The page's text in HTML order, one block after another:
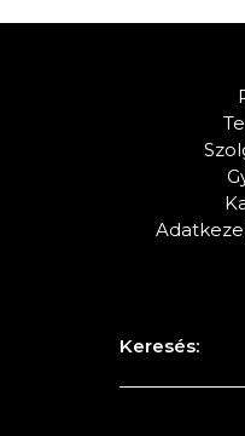
Keresés: